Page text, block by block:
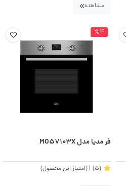
مشاهده
%4
فر مدیا مدل MO57103X
(5) | (امتیاز این محصول)